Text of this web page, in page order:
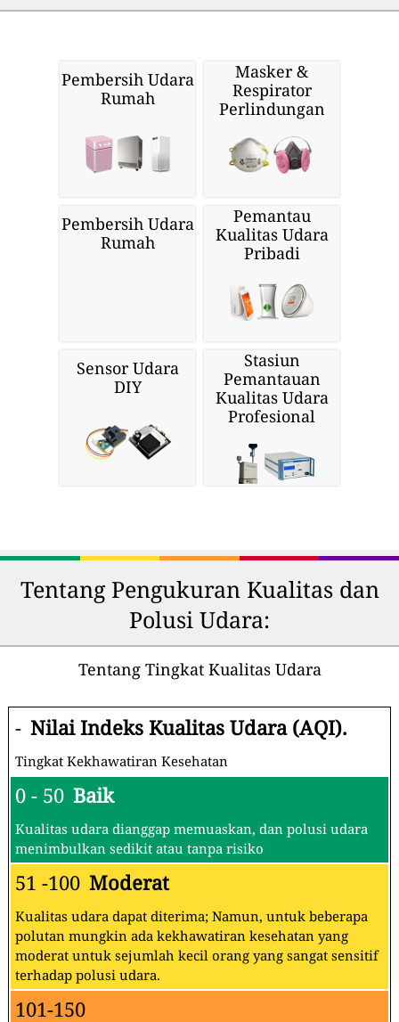
Pembersih Udara
Rumah
Masker &
Respirator
Perlindungan
Pembersih Udara
Rumah
Pemantau
Kualitas Udara
Pribadi
Sensor Udara
DIY
Stasiun
Pemantauan
Kualitas Udara
Profesional
Tentang Pengukuran Kualitas dan
Polusi Udara:
Tentang Tingkat Kualitas Udara
- Nilai Indeks Kualitas Udara (AQI).
Tingkat Kekhawatiran Kesehatan
0 - 50 Baik
Kualitas udara dianggap memuaskan, dan polusi udara
menimbulkan sedikit atau tanpa risiko
51 -100 Moderat
Kualitas udara dapat diterima; Namun, untuk beberapa
polutan mungkin ada kekhawatiran kesehatan yang
moderat untuk sejumlah kecil orang yang sangat sensitif
terhadap polusi udara.
101-150